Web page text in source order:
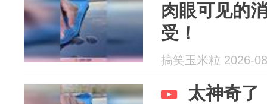
肉眼可见的
受！
搞笑玉米粒 2026-
太神奇了